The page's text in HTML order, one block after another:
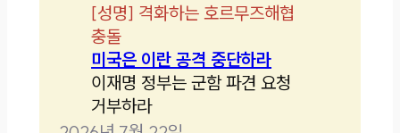
[성명] 격화하는 호르무즈해협
충돌
미국은 이란 공격 중단하라
이재명 정부는 군함 파견 요청
거부하라